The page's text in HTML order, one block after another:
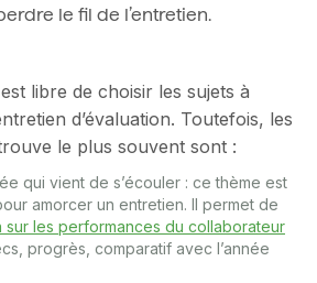
le fil de l’entretien.
libre de choisir les sujets à
d’évaluation. Toutefois, les
le plus souvent sont :
qui vient de s’écouler : ce thème est
amorcer un entretien. Il permet de
sur les performances du collaborateur
progrès, comparatif avec l’année